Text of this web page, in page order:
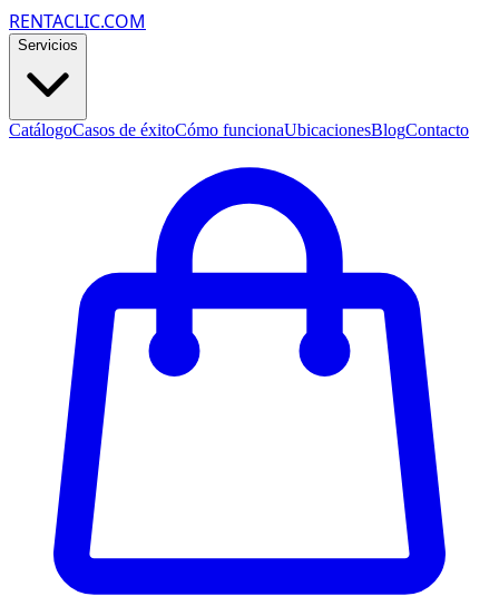
RENTACLIC.COM
Servicios
CatálogoCasos de éxitoCómo funcionaUbicacionesBlogContacto